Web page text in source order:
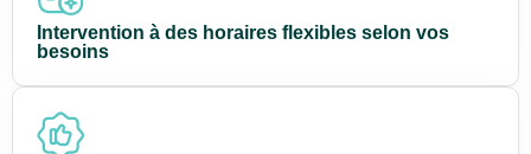
Intervention à des horaires flexibles selon vos
besoins